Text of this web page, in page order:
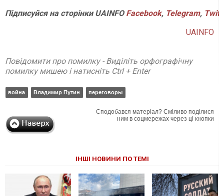
Підписуйся на сторінки UAINFO Facebook, Telegram,
UAINFO
Повідомити про помилку - Виділіть орфографічну
помилку мишею і натисніть Ctrl + Enter
война Владимир Путин переговоры
Сподобався матеріал? Сміливо поділися
ним в соцмережах через ці кнопки
ІНШІ НОВИНИ ПО ТЕМІ